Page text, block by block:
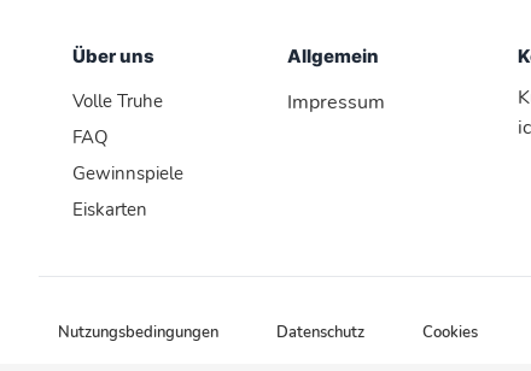
Über uns
Volle Truhe
FAQ
Gewinnspiele
Eiskarten
Allgemein
Impressum
Nutzungsbedingungen Datenschutz Cookies